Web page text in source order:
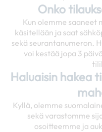
Onko
Kun olemme saaneet
käsitellään ja saat
sekä seurantanumeron.
voi kestää jopa 3
Haluaisin hakea
Kyllä, olemme
sekä varastomme
osoitteemme ja